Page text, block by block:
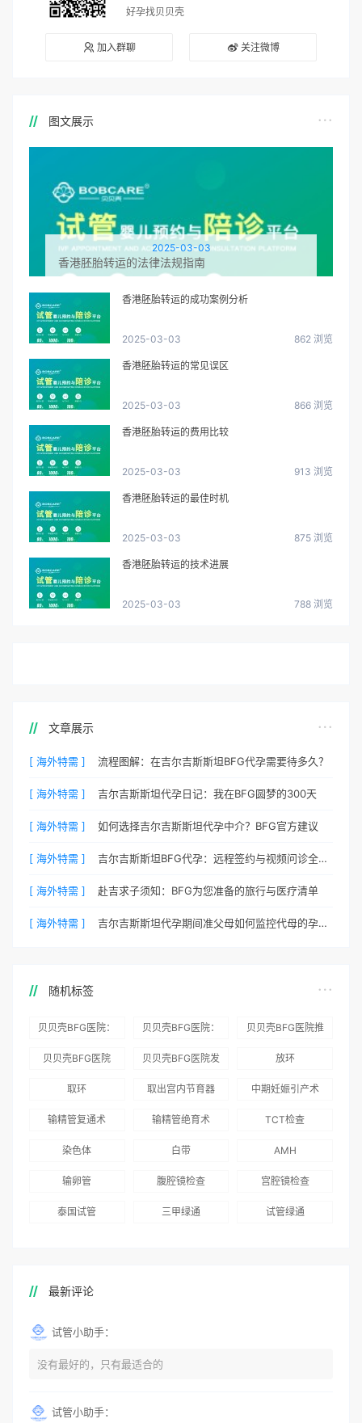
好孕找贝贝壳
加入群聊 关注微博
图文展示
2025-03-03
香港胚胎转运的法律法规指南
香港胚胎转运的成功案例分析
2025-03-03 862 浏览
香港胚胎转运的常见误区
2025-03-03 866 浏览
香港胚胎转运的费用比较
2025-03-03 913 浏览
香港胚胎转运的最佳时机
2025-03-03 875 浏览
香港胚胎转运的技术进展
2025-03-03 788 浏览
文章展示
[ 海外特需 ] 流程图解：在吉尔吉斯斯坦BFG代孕需要待多久？
[ 海外特需 ] 吉尔吉斯斯坦代孕日记：我在BFG圆梦的300天
[ 海外特需 ] 如何选择吉尔吉斯斯坦代孕中介？BFG官方建议
[ 海外特需 ] 吉尔吉斯斯坦BFG代孕：远程签约与视频问诊全流程
[ 海外特需 ] 赴吉求子须知：BFG为您准备的旅行与医疗清单
[ 海外特需 ] 吉尔吉斯斯坦代孕期间准父母如何监控代母的孕期状态？
随机标签
贝贝壳BFG医院：
务
贝贝壳BFG医院：
术”和“法律支持”
贝贝壳BFG医院推
贝贝壳BFG医院
贝贝壳BFG医院发
国版）》
放环
取环 取出宫内节育器 中期妊娠引产术
输精管复通术 输精管绝育术 TCT检查
染色体 白带 AMH
输卵管 腹腔镜检查 宫腔镜检查
泰国试管 三甲绿通 试管绿通
最新评论
试管小助手：
没有最好的，只有最适合的
试管小助手：